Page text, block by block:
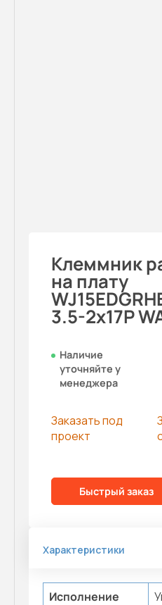
Клеммник
на плату
3.5-2x17P
Наличие
уточняйте у
менеджера
Заказать под
проект
Быстрый заказ
Характеристики
Исполнение